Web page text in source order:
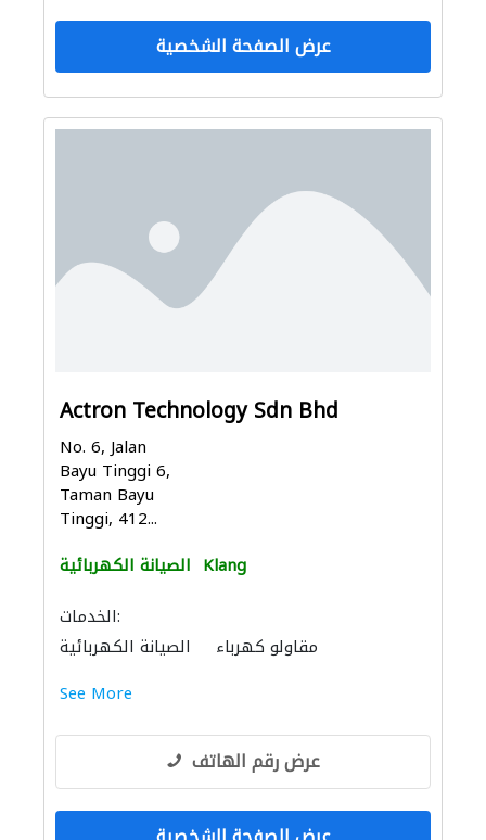
عرض الصفحة الشخصية
Actron Technology Sdn Bhd
No. 6, Jalan
Bayu Tinggi 6,
Taman Bayu
Tinggi, 412...
الصيانة الكهربائية Klang
الخدمات:
الصيانة الكهربائية
مقاولو كهرباء
See More
عرض رقم الهاتف